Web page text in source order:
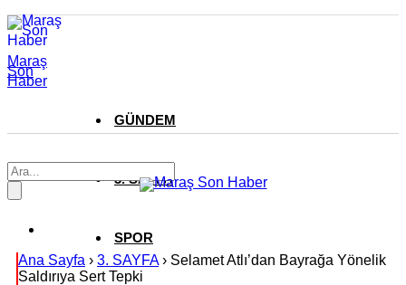
Maraş
Son
Haber
GÜNDEM
3. SAYFA
SPOR
Ana Sayfa › 3. SAYFA› Selamet Atlı’dan Bayrağa Yönelik
Saldırıya Sert Tepki